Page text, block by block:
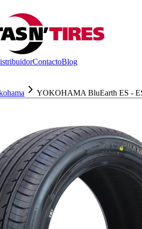
ContactoBlog
YOKOHAMA BluEarth ES -